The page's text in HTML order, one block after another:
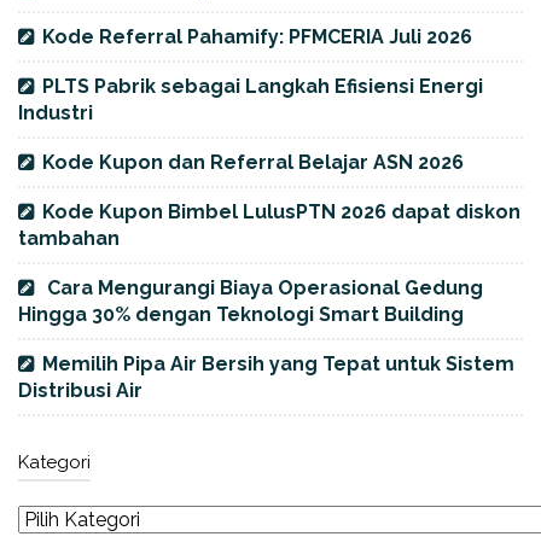
Kode Referral Pahamify: PFMCERIA Juli 2026
PLTS Pabrik sebagai Langkah Efisiensi Energi
Industri
Kode Kupon dan Referral Belajar ASN 2026
Kode Kupon Bimbel LulusPTN 2026 dapat diskon
tambahan
Cara Mengurangi Biaya Operasional Gedung
Hingga 30% dengan Teknologi Smart Building
Memilih Pipa Air Bersih yang Tepat untuk Sistem
Distribusi Air
Kategori